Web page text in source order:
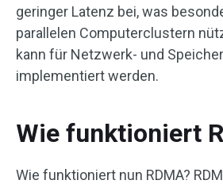
geringer Latenz bei, was
parallelen Computerclustern
kann für Netzwerk- und
implementiert werden.
Wie funktioniert
Wie funktioniert nun RDMA?